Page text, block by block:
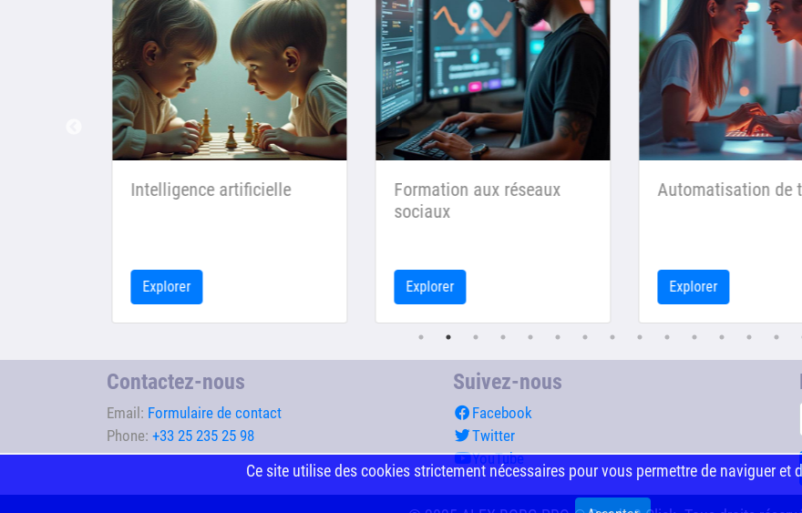
Intelligence artificielle
Explorer
Formation aux réseaux
sociaux
Explorer
Automatisation de
Explorer
Ce site utilise des cookies strictement nécessaires pour vous permettre de naviguer
Contactez-nous
Email: Formulaire de contact
Phone: +33 25 235 25 98
Suivez-nous
Facebook
Twitter
YouTube